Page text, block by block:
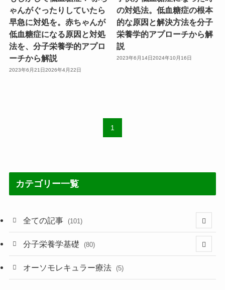
ゃんがぐったりしていたら
早急に対処を。赤ちゃんが
低血糖症になる原因と対処
法を、分子栄養学的アプロ
ーチから解説
2023年6月21日2026年4月22日
の対処法。低血糖症の根本
的な原因と解決方法を分子
栄養学的アプローチから解
説
2023年6月14日2024年10月16日
1
カテゴリー一覧
全ての記事 (101)
(1)
(60)
分子栄養学基礎 (80)
(60)
オーソモレキュラー療法 (5)